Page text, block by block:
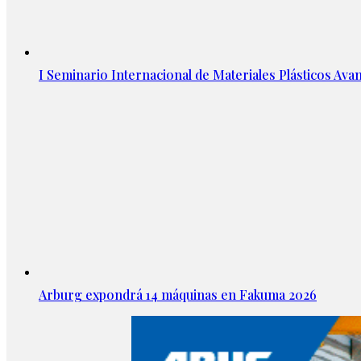
I Seminario Internacional de Materiales Plásticos
Arburg expondrá 14 máquinas en Fakuma 2026